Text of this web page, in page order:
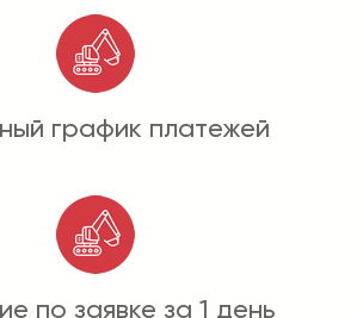
график платежей
по заявке за 1 день